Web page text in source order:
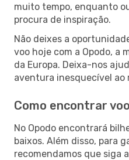
muito tempo, enquanto
procura de inspiração.
Não deixes a
voo hoje com a Opodo, a
da Europa. Deixa-nos
aventura inesquecível ao
Como encontrar
No Opodo encontrará
baixos. Além disso, para
recomendamos que siga